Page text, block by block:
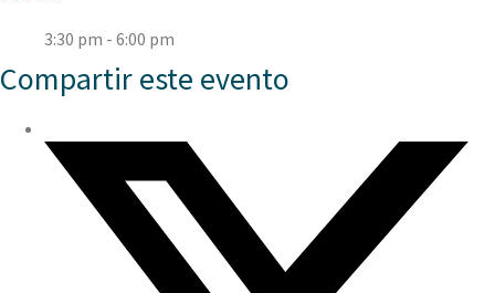
3:30 pm - 6:00 pm
Compartir este evento